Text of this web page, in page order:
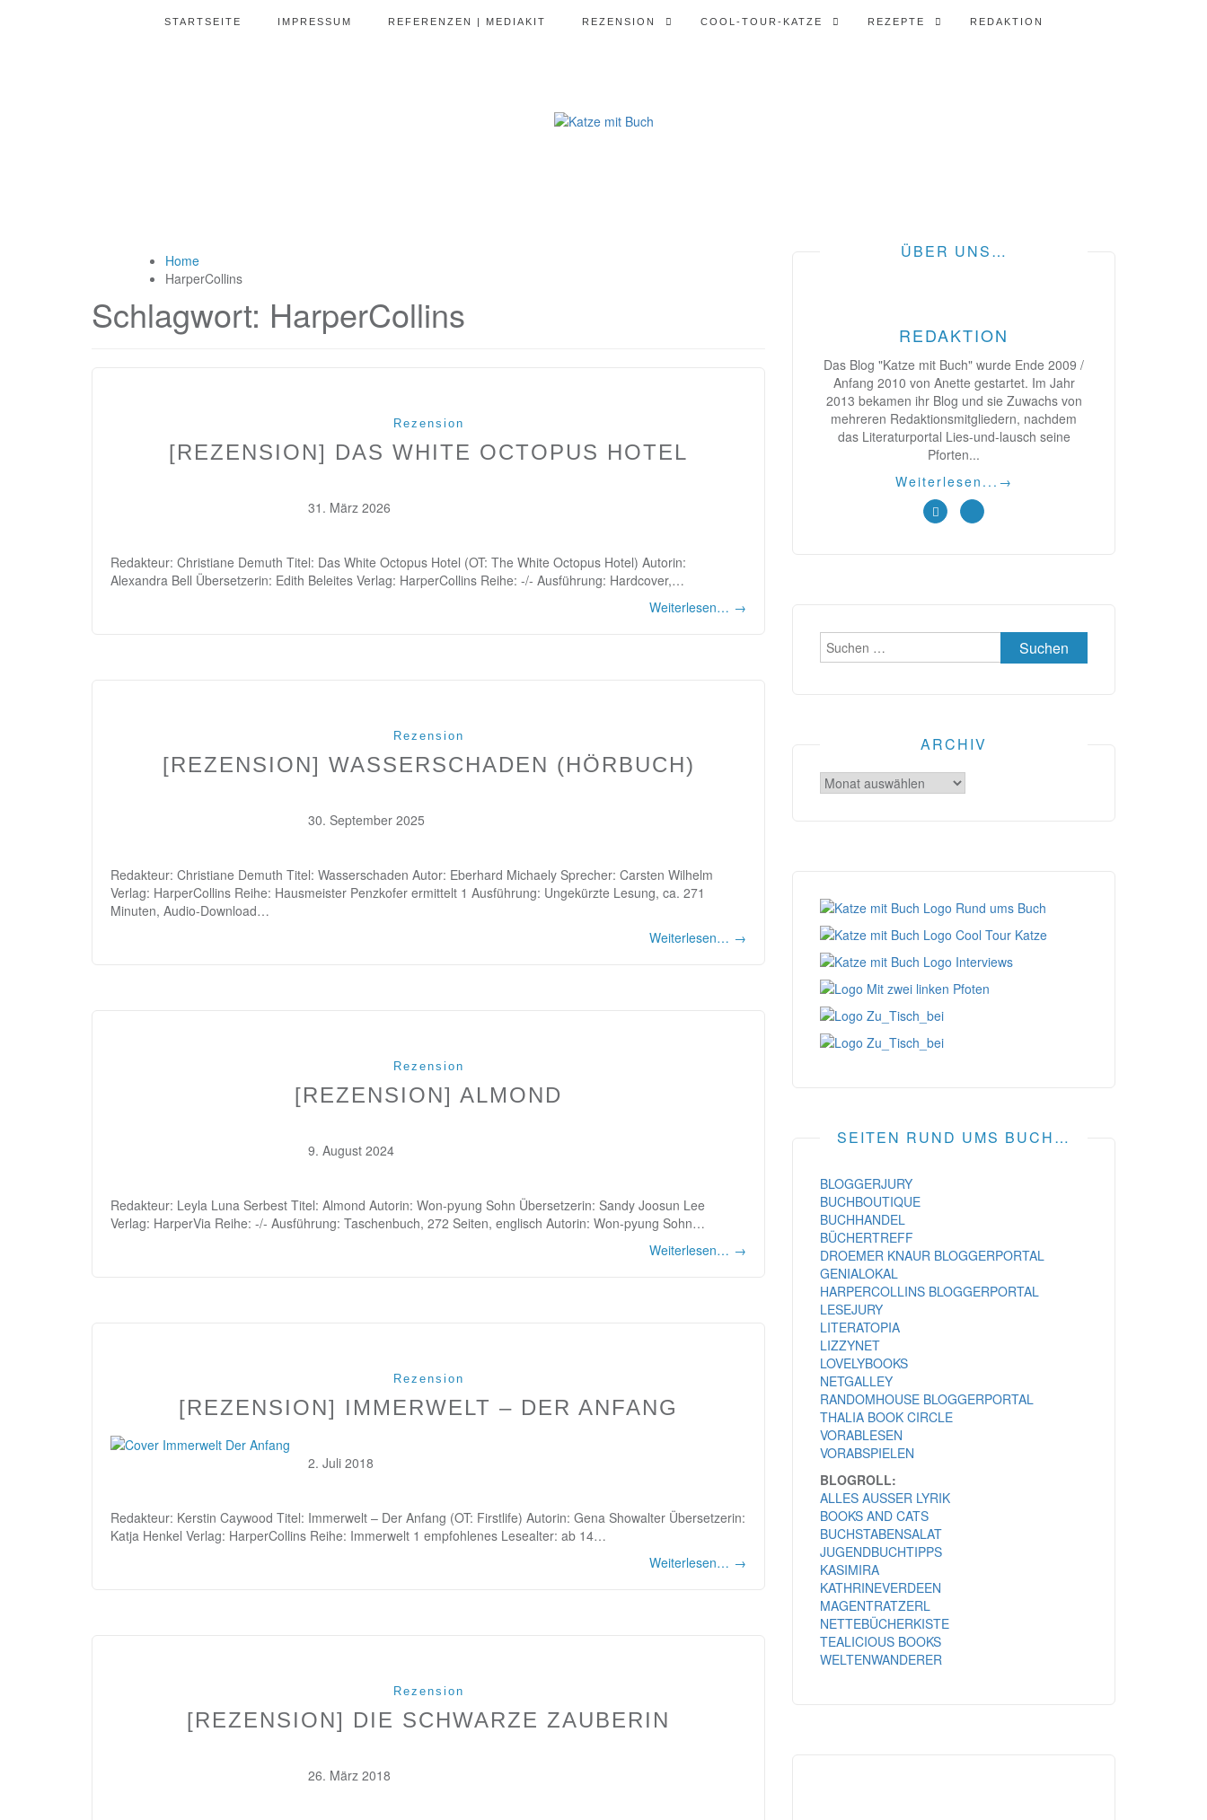
STARTSEITE IMPRESSUM REFERENZEN | MEDIAKIT REZENSION COOL-TOUR-KATZE REZEPTE REDAKTION
Home
HarperCollins
Schlagwort: HarperCollins
Rezension
[REZENSION] DAS WHITE OCTOPUS HOTEL
31. März 2026
Redakteur: Christiane Demuth Titel: Das White Octopus Hotel (OT: The White Octopus Hotel) Autorin:
Alexandra Bell Übersetzerin: Edith Beleites Verlag: HarperCollins Reihe: -/- Ausführung: Hardcover,…
Weiterlesen… →
Rezension
[REZENSION] WASSERSCHADEN (HÖRBUCH)
30. September 2025
Redakteur: Christiane Demuth Titel: Wasserschaden Autor: Eberhard Michaely Sprecher: Carsten Wilhelm
Verlag: HarperCollins Reihe: Hausmeister Penzkofer ermittelt 1 Ausführung: Ungekürzte Lesung, ca. 271
Minuten, Audio-Download…
Weiterlesen… →
Rezension
[REZENSION] ALMOND
9. August 2024
Redakteur: Leyla Luna Serbest Titel: Almond Autorin: Won-pyung Sohn Übersetzerin: Sandy Joosun Lee
Verlag: HarperVia Reihe: -/- Ausführung: Taschenbuch, 272 Seiten, englisch Autorin: Won-pyung Sohn…
Weiterlesen… →
Rezension
[REZENSION] IMMERWELT – DER ANFANG
2. Juli 2018
Redakteur: Kerstin Caywood Titel: Immerwelt – Der Anfang (OT: Firstlife) Autorin: Gena Showalter Übersetzerin:
Katja Henkel Verlag: HarperCollins Reihe: Immerwelt 1 empfohlenes Lesealter: ab 14…
Weiterlesen… →
Rezension
[REZENSION] DIE SCHWARZE ZAUBERIN
26. März 2018
ÜBER UNS…
REDAKTION
Das Blog "Katze mit Buch" wurde Ende 2009 /
Anfang 2010 von Anette gestartet. Im Jahr
2013 bekamen ihr Blog und sie Zuwachs von
mehreren Redaktionsmitgliedern, nachdem
das Literaturportal Lies-und-lausch seine
Pforten...
Weiterlesen... →
Suchen
nach:
ARCHIV
Archiv
SEITEN RUND UMS BUCH…
BLOGGERJURY
BUCHBOUTIQUE
BUCHHANDEL
BÜCHERTREFF
DROEMER KNAUR BLOGGERPORTAL
GENIALOKAL
HARPERCOLLINS BLOGGERPORTAL
LESEJURY
LITERATOPIA
LIZZYNET
LOVELYBOOKS
NETGALLEY
RANDOMHOUSE BLOGGERPORTAL
THALIA BOOK CIRCLE
VORABLESEN
VORABSPIELEN
BLOGROLL:
ALLES AUSSER LYRIK
BOOKS AND CATS
BUCHSTABENSALAT
JUGENDBUCHTIPPS
KASIMIRA
KATHRINEVERDEEN
MAGENTRATZERL
NETTEBÜCHERKISTE
TEALICIOUS BOOKS
WELTENWANDERER